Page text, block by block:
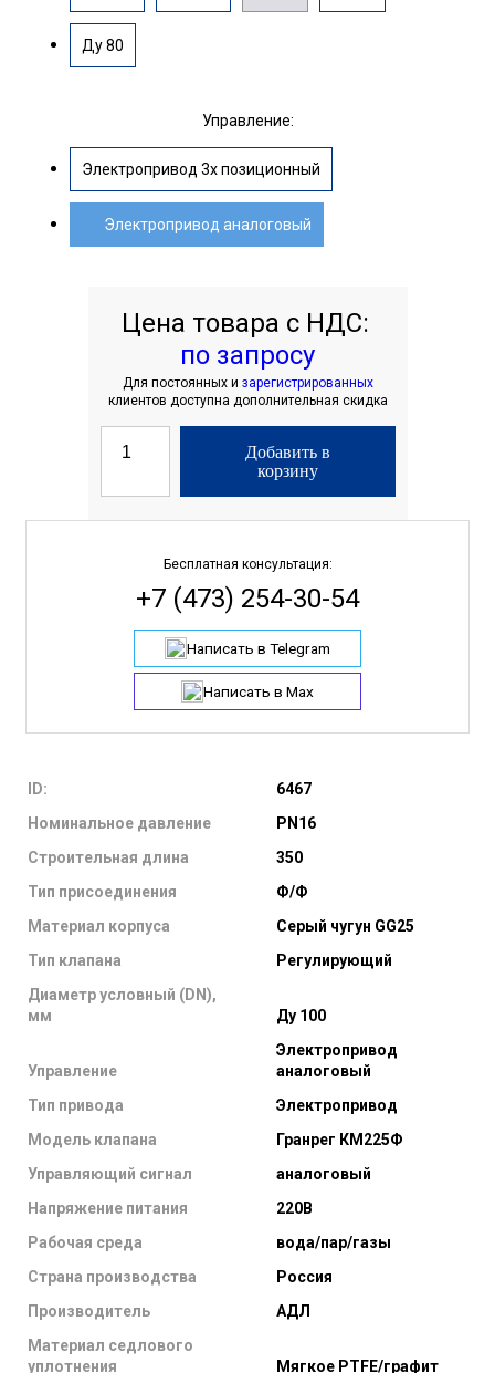
ID:
6467
Номинальное давление
PN16
Строительная длина
350
Тип присоединения
Ф/Ф
Материал корпуса
Серый чугун GG25
Тип клапана
Регулирующий
Диаметр условный (DN),
мм
Ду 100
Управление
Электропривод
аналоговый
Тип привода
Электропривод
Модель клапана
Гранрег КМ225Ф
Управляющий сигнал
аналоговый
Напряжение питания
220В
Рабочая среда
вода/пар/газы
Страна производства
Россия
Производитель
АДЛ
Материал седлового
уплотнения
Мягкое PTFE/графит
Ду 80
Управление:
Электропривод 3х позиционный
Электропривод аналоговый
Цена товара с НДС:
по запросу
Для постоянных и зарегистрированных
клиентов доступна дополнительная скидка
Добавить в
корзину
Бесплатная консультация:
+7 (473) 254-30-54
Написать в Telegram
Написать в Max